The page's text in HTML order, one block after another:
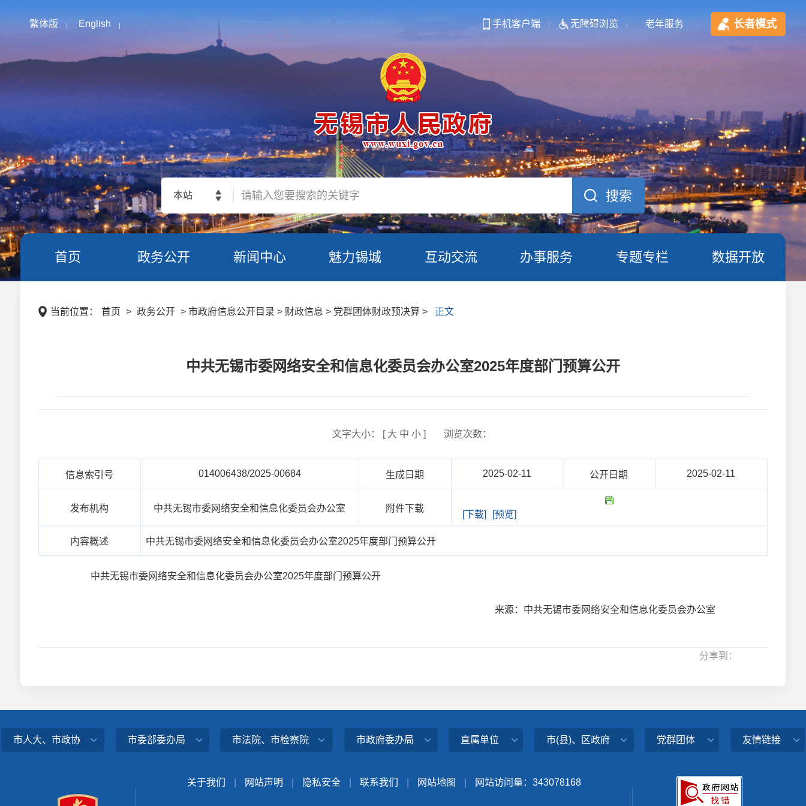
繁体版 English 手机客户端 无障碍浏览 老年服务 长者模式
本站
首页 政务公开 新闻中心 魅力锡城 互动交流 办事服务 专题专栏 数据开放
当前位置： 首页 > 政务公开 > 市政府信息公开目录 > 财政信息 > 党群团体财政预决算 > 正文
中共无锡市委网络安全和信息化委员会办公室2025年度部门预算公开
文字大小： [ 大 中 小] 浏览次数：
信息索引号 014006438/2025-00684 生成日期 2025-02-11 公开日期 2025-02-11
发布机构 中共无锡市委网络安全和信息化委员会办公室 附件下载
[下载] [预览]
内容概述 中共无锡市委网络安全和信息化委员会办公室2025年度部门预算公开
中共无锡市委网络安全和信息化委员会办公室2025年度部门预算公开
来源：中共无锡市委网络安全和信息化委员会办公室
分享到：
市人大、市政协 市委部委办局 市法院、市检察院 市政府委办局 直属单位 市(县)、区政府 党群团体 友情链接
关于我们 网站声明 隐私安全 联系我们 网站地图 网站访问量： 343078168